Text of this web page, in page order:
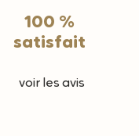
100 %
satisfait
voir les avis